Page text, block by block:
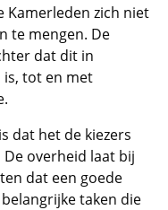
Kamerleden zich niet
te mengen. De
dat dit in
is, tot en met
dat het de kiezers
overheid laat bij
dat een goede
taken die